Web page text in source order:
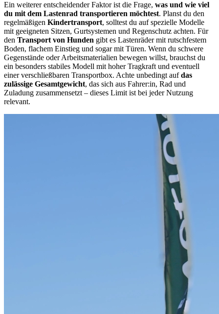
Ein weiterer entscheidender Faktor ist die Frage, was und wie viel
du mit dem Lastenrad transportieren möchtest. Planst du den
regelmäßigen Kindertransport, solltest du auf spezielle Modelle
mit geeigneten Sitzen, Gurtsystemen und Regenschutz achten. Für
den Transport von Hunden gibt es Lastenräder mit rutschfestem
Boden, flachem Einstieg und sogar mit Türen. Wenn du schwere
Gegenstände oder Arbeitsmaterialien bewegen willst, brauchst du
ein besonders stabiles Modell mit hoher Tragkraft und eventuell
einer verschließbaren Transportbox. Achte unbedingt aufdas
zulässige Gesamtgewicht, das sich aus Fahrer:in, Rad und
Zuladung zusammensetzt – dieses Limit ist bei jeder Nutzung
relevant.